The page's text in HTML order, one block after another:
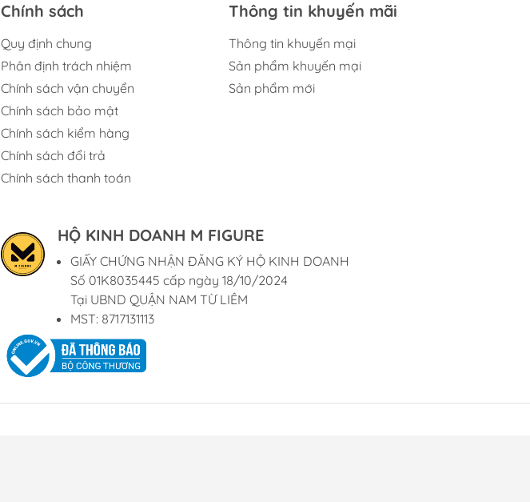
Chính sách
Quy định chung
Phân định trách nhiệm
Chính sách vận chuyển
Chính sách bảo mật
Chính sách kiểm hàng
Chính sách đổi trả
Chính sách thanh toán
Thông tin khuyến mãi
Thông tin khuyến mại
Sản phẩm khuyến mại
Sản phẩm mới
HỘ KINH DOANH M FIGURE
GIẤY CHỨNG NHẬN ĐĂNG KÝ HỘ KINH DOANH
Số 01K8035445 cấp ngày 18/10/2024
Tại UBND QUẬN NAM TỪ LIÊM
MST: 8717131113